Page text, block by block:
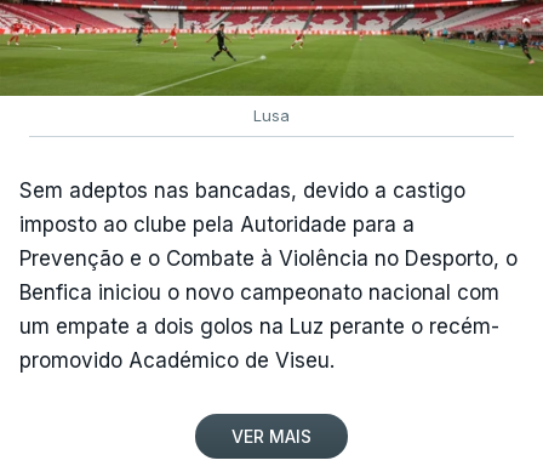
Lusa
Sem adeptos nas bancadas, devido a castigo
imposto ao clube pela Autoridade para a
Prevenção e o Combate à Violência no Desporto, o
Benfica iniciou o novo campeonato nacional com
um empate a dois golos na Luz perante o recém-
promovido Académico de Viseu.
VER MAIS